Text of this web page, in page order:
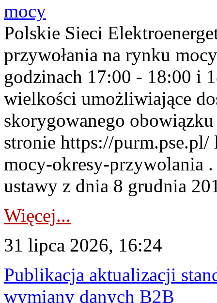
mocy
Polskie Sieci
przywołania na rynku
godzinach 17:00 - 18:00 i
wielkości umożliwiające
skorygowanego
stronie https://
mocy-okresy-przywolania
ustawy z dnia 8 grudnia
Więcej...
31 lipca 2026, 16:24
Publikacja aktualizacji
wymiany danych B2B